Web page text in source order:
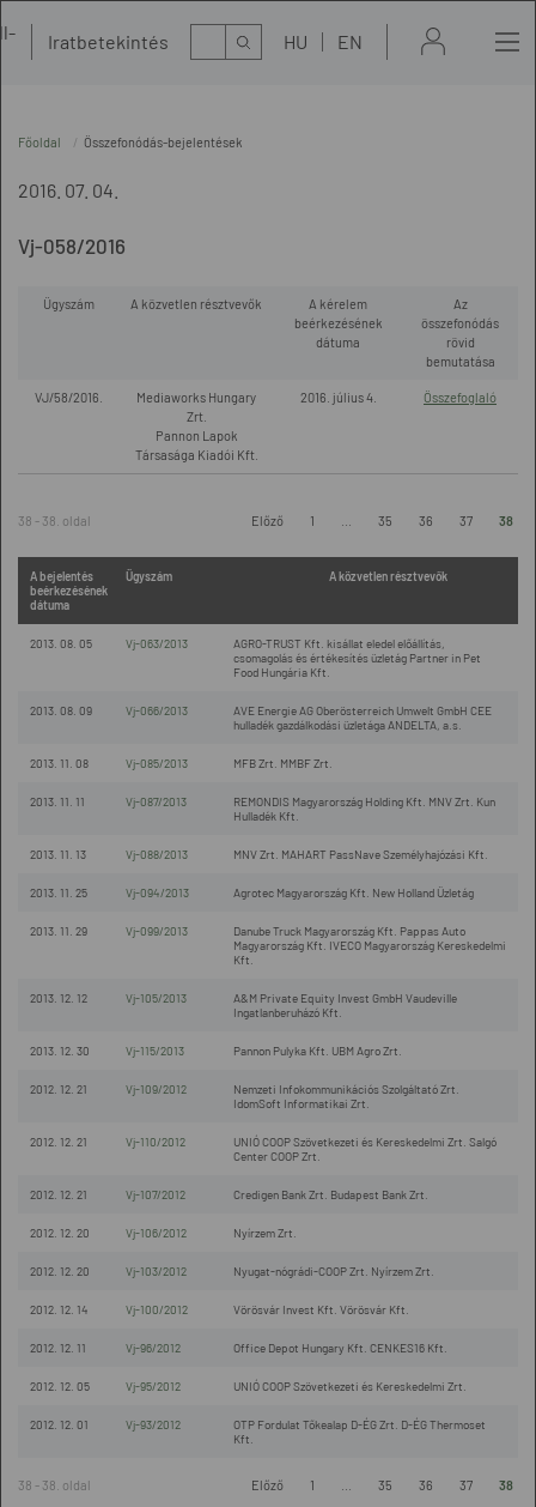
Iratbetekintés Kereső HU EN
Főoldal Összefonódás-bejelentések
2016. 07. 04.
Vj-058/2016
Ügyszám A közvetlen résztvevők
A kérelem
beérkezésének
dátuma
Az
összefonódás
rövid
bemutatása
VJ/58/2016.
Mediaworks Hungary
Zrt.
Pannon Lapok
Társasága Kiadói Kft.
2016. július 4. Összefoglaló
38 - 38. oldal Előző 1 35 36 37 38
A bejelentés
beérkezésének
dátuma
Ügyszám A közvetlen résztvevők
2013. 08. 05 Vj-063/2013
AGRO-TRUST Kft. kisállat eledel előállítás,
csomagolás és értékesítés üzletág Partner in Pet
Food Hungária Kft.
2013. 08. 09 Vj-066/2013
AVE Energie AG Oberösterreich Umwelt GmbH CEE
hulladék gazdálkodási üzletága ANDELTA, a.s.
2013. 11. 08 Vj-085/2013 MFB Zrt. MMBF Zrt.
2013. 11. 11 Vj-087/2013
REMONDIS Magyarország Holding Kft. MNV Zrt. Kun
Hulladék Kft.
2013. 11. 13 Vj-088/2013 MNV Zrt. MAHART PassNave Személyhajózási Kft.
2013. 11. 25 Vj-094/2013 Agrotec Magyarország Kft. New Holland Üzletág
2013. 11. 29 Vj-099/2013
Danube Truck Magyarország Kft. Pappas Auto
Magyarország Kft. IVECO Magyarország Kereskedelmi
Kft.
2013. 12. 12 Vj-105/2013
A&M Private Equity Invest GmbH Vaudeville
Ingatlanberuházó Kft.
2013. 12. 30 Vj-115/2013 Pannon Pulyka Kft. UBM Agro Zrt.
2012. 12. 21 Vj-109/2012
Nemzeti Infokommunikációs Szolgáltató Zrt.
IdomSoft Informatikai Zrt.
2012. 12. 21 Vj-110/2012
UNIÓ COOP Szövetkezeti és Kereskedelmi Zrt. Salgó
Center COOP Zrt.
2012. 12. 21 Vj-107/2012 Credigen Bank Zrt. Budapest Bank Zrt.
2012. 12. 20 Vj-106/2012 Nyírzem Zrt.
2012. 12. 20 Vj-103/2012 Nyugat-nógrádi-COOP Zrt. Nyírzem Zrt.
2012. 12. 14 Vj-100/2012 Vörösvár Invest Kft. Vörösvár Kft.
2012. 12. 11 Vj-96/2012 Office Depot Hungary Kft. CENKES16 Kft.
2012. 12. 05 Vj-95/2012 UNIÓ COOP Szövetkezeti és Kereskedelmi Zrt.
2012. 12. 01 Vj-93/2012
OTP Fordulat Tőkealap D-ÉG Zrt. D-ÉG Thermoset
Kft.
38 - 38. oldal Előző 1 35 36 37 38